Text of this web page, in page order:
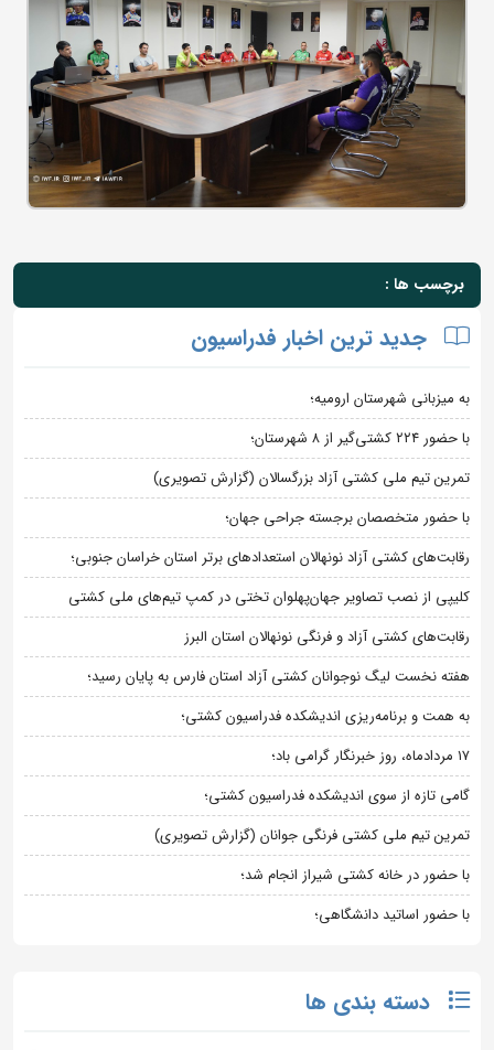
برچسب ها :
جدید ترین اخبار فدراسیون
به میزبانی شهرستان ارومیه؛
با حضور ۲۲۴ کشتی‌گیر از ۸ شهرستان؛
تمرین تیم ملی کشتی آزاد بزرگسالان (گزارش تصویری)
با حضور متخصصان برجسته جراحی جهان؛
رقابت‌های کشتی آزاد نونهالان استعدادهای برتر استان خراسان جنوبی؛
کلیپی از نصب تصاویر جهان‌پهلوان تختی در کمپ تیم‌های ملی کشتی
رقابت‌های کشتی آزاد و فرنگی نونهالان استان البرز
هفته نخست لیگ نوجوانان کشتی آزاد استان فارس به پایان رسید؛
به همت و برنامه‌ریزی اندیشکده فدراسیون کشتی؛
۱۷ مردادماه، روز خبرنگار گرامی باد؛
گامی تازه از سوی اندیشکده فدراسیون کشتی؛
تمرین تیم ملی کشتی فرنگی جوانان (گزارش تصویری)
با حضور در خانه کشتی شیراز انجام شد؛
با حضور اساتید دانشگاهی؛
دسته بندی ها